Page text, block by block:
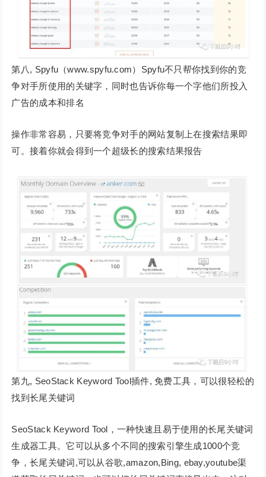
第八, Spyfu（www.spyfu.com）Spyfu不只帮你找到你的竞
争对手所使用的关键字，同时也告诉你每一个字他们所投入
广告的成本和排名
操作非常容易，只要将竞争对手的网站复制上在搜索结果即
可。接着你就会得到一个超级长的搜索结果报告
第九, SeoStack Keyword Tool插件, 免费工具，可以很轻松的
找到长尾关键词
SeoStack Keyword Tool，一种快速且易于使用的长尾关键词
生成器工具。它可以从多个不同的搜索引擎生成1000个竞
争，长尾关键词,可以从谷歌,amazon,Bing, ebay,youtube渠